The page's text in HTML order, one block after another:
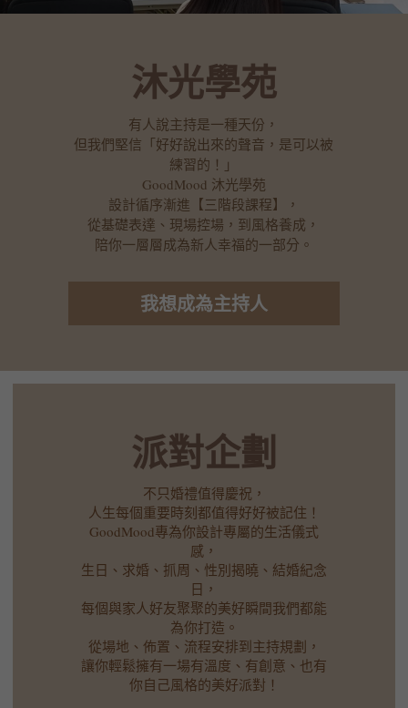
沐光學苑
有人說主持是一種天份，
但我們堅信「好好說出來的聲音，是可以被
練習的！」
GoodMood 沐光學苑
設計循序漸進【三階段課程】，
從基礎表達、現場控場，到風格養成，
陪你一層層成為新人幸福的一部分。
我想成為主持人
派對企劃
不只婚禮值得慶祝，
人生每個重要時刻都值得好好被記住！
GoodMood專為你設計專屬的生活儀式
感，
生日、求婚、抓周、性別揭曉、結婚紀念
日，
每個與家人好友聚聚的美好瞬間我們都能
為你打造。
從場地、佈置、流程安排到主持規劃，
讓你輕鬆擁有一場有溫度、有創意、也有
你自己風格的美好派對！